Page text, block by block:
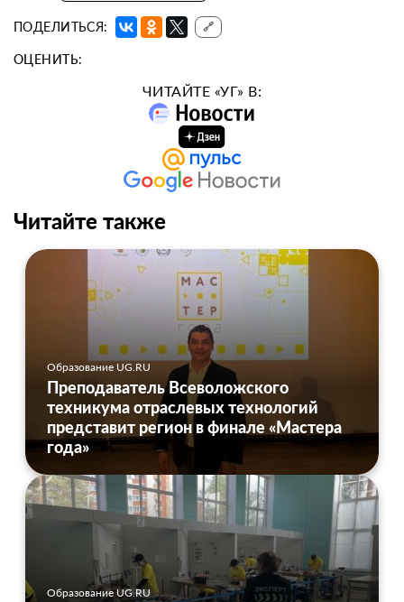
ПОДЕЛИТЬСЯ: 🔗
ОЦЕНИТЬ:
ЧИТАЙТЕ «УГ» В:
Читайте также
Образование UG.RU
Преподаватель Всеволожского
техникума отраслевых технологий
представит регион в финале «Мастера
года»
Образование UG.RU